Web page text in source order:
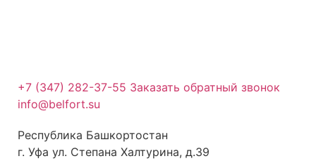
+7 (347) 282-37-55 Заказать обратный звонок
info@belfort.su
Республика Башкортостан
г. Уфа ул. Степана Халтурина, д.39